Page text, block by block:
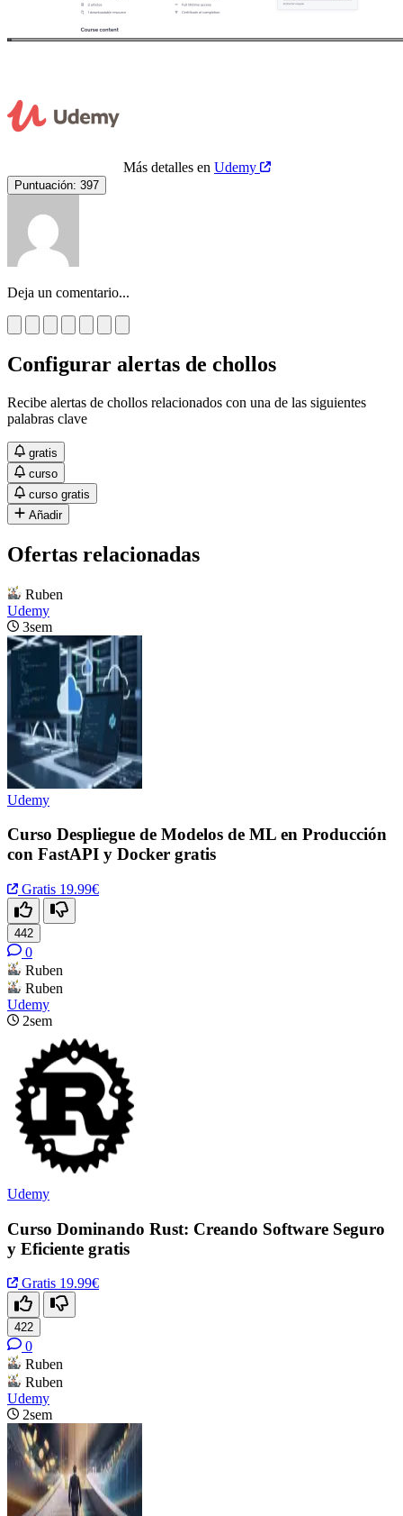
Más detalles en Udemy
Puntuación: 397
Deja un comentario...
Configurar alertas de chollos
Recibe alertas de chollos relacionados con una de las siguientes
palabras clave
gratis
curso
curso gratis
Añadir
Ofertas relacionadas
Ruben
Udemy
3sem
Udemy
Curso Despliegue de Modelos de ML en Producción
con FastAPI y Docker gratis
Gratis 19.99€
442
0
Ruben
Ruben
Udemy
2sem
Udemy
Curso Dominando Rust: Creando Software Seguro
y Eficiente gratis
Gratis 19.99€
422
0
Ruben
Ruben
Udemy
2sem